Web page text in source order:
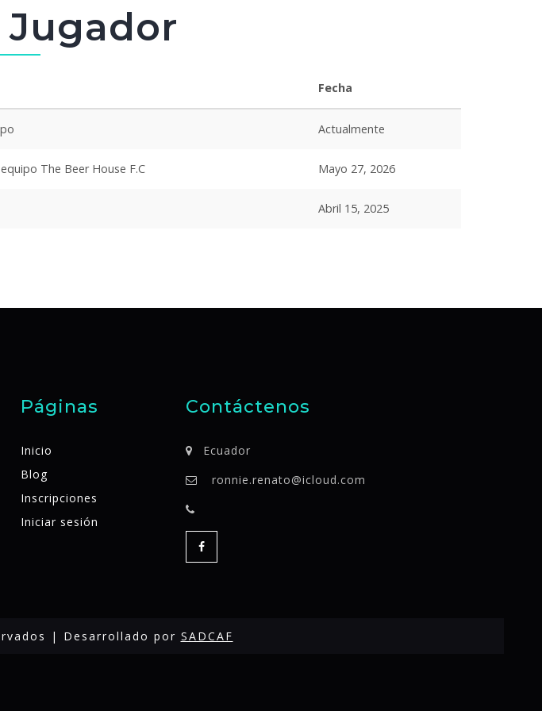
Jugador
Fecha
Actualmente
The Beer House F.C Mayo 27, 2026
Abril 15, 2025
Páginas
Inicio
Blog
Inscripciones
Iniciar sesión
Contáctenos
Ecuador
ronnie.renato@icloud.com
| Desarrollado por SADCAF